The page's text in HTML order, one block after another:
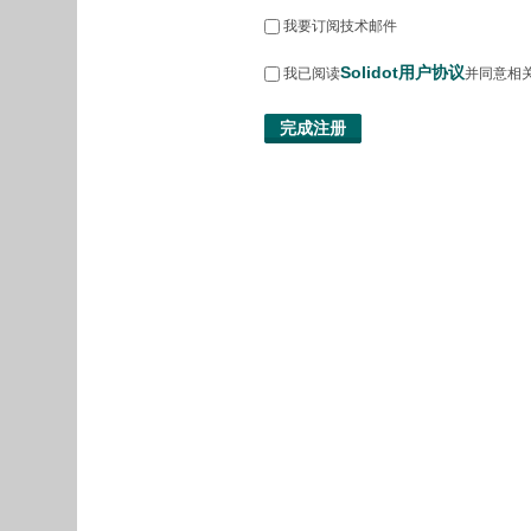
我要订阅技术邮件
我已阅读Solidot用户协议并同意相